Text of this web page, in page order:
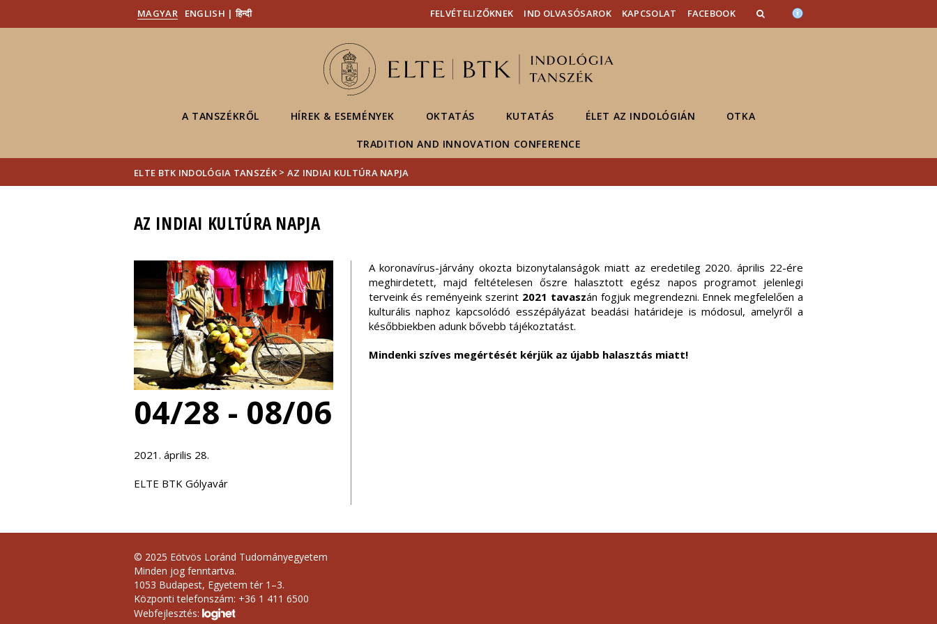
Hírek
Események
ELTE a
MAGYAR ENGLISH | हिन्दी FELVÉTELIZŐKNEK IND OLVASÓSAROK KAPCSOLAT FACEBOOK
A TANSZÉKRŐL HÍREK & ESEMÉNYEK OKTATÁS KUTATÁS ÉLET AZ INDOLÓGIÁN OTKA
TRADITION AND INNOVATION CONFERENCE
ELTE BTK INDOLÓGIA TANSZÉK > AZ INDIAI KULTÚRA NAPJA
AZ INDIAI KULTÚRA NAPJA
04/28 - 08/06
2021. április 28.
ELTE BTK Gólyavár
A koronavírus-járvány okozta bizonytalanságok miatt az eredetileg 2020. április 22-ére
meghirdetett, majd feltételesen őszre halasztott egész napos programot jelenlegi
terveink és reményeink szerint 2021 tavaszán fogjuk megrendezni. Ennek megfelelően a
kulturális naphoz kapcsolódó esszépályázat beadási határideje is módosul, amelyről a
későbbiekben adunk bővebb tájékoztatást.
Mindenki szíves megértését kérjük az újabb halasztás miatt!
© 2025 Eötvös Loránd Tudományegyetem
Minden jog fenntartva.
1053 Budapest, Egyetem tér 1–3.
Központi telefonszám: +36 1 411 6500
Webfejlesztés: